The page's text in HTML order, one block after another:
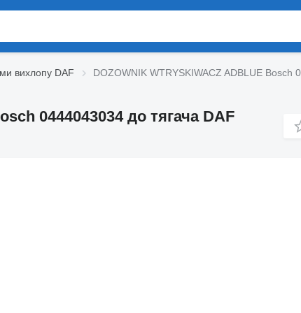
вихлопу DAF DOZOWNIK WTRYSKIWACZ ADBLUE Bosch
0444043034 до тягача DAF